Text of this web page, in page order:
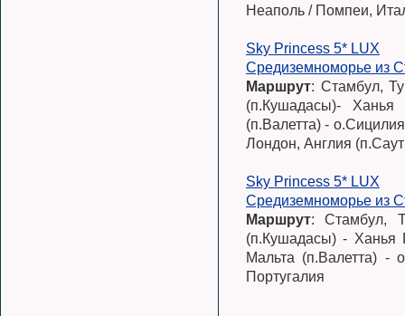
Неаполь / Помпеи,
Sky Princess 5* LUX
Средиземноморье из
Маршрут: Стамбул,
(п.Кушадасы)-
(п.Валетта) -
Лондон, Англия
Sky Princess 5* LUX
Средиземноморье из
Маршрут: Стамбул,
(п.Кушадасы) - Ханья
Мальта (п.Валетта) -
Португалия